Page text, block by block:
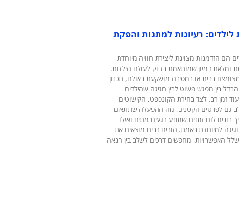
לילדים: רעיונות למתנות והפקת
הם הזדמנות מצוינת ליצירת חוויה מיוחדת,
ומלאת דמיון שמותאמת בדיוק לעולם הילדות.
מצומצם בבית או במסיבה מושקעת באולם, תכנון
בין מפגש פשוט לבין חגיגה שהילדים
עוד זמן רב. לצד בחירת הקונספט, הקישוטים
לב גם לפרטים הקטנים, מה ההפעלה שתתאים
בונים לוח זמנים שמונע רגעים מתים ואילו
למיוחדת באמת. הורים רבים מוצאים את
האפשרויות, מחפשים דרכים לשלב בין הנאה